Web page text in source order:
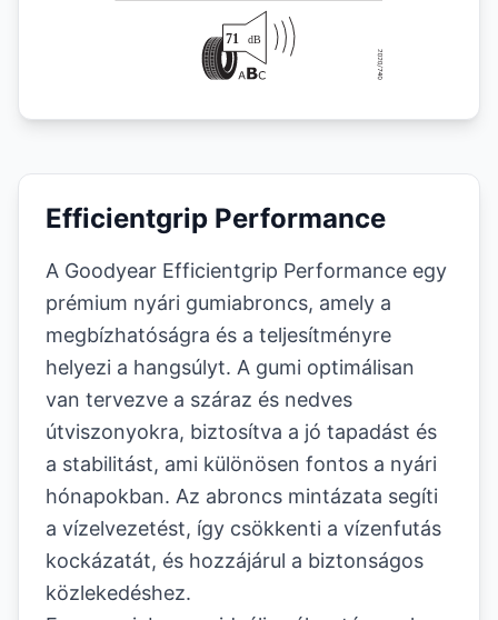
Efficientgrip Performance
A Goodyear Efficientgrip Performance egy
prémium nyári gumiabroncs, amely a
megbízhatóságra és a teljesítményre
helyezi a hangsúlyt. A gumi optimálisan
van tervezve a száraz és nedves
útviszonyokra, biztosítva a jó tapadást és
a stabilitást, ami különösen fontos a nyári
hónapokban. Az abroncs mintázata segíti
a vízelvezetést, így csökkenti a vízenfutás
kockázatát, és hozzájárul a biztonságos
közlekedéshez.